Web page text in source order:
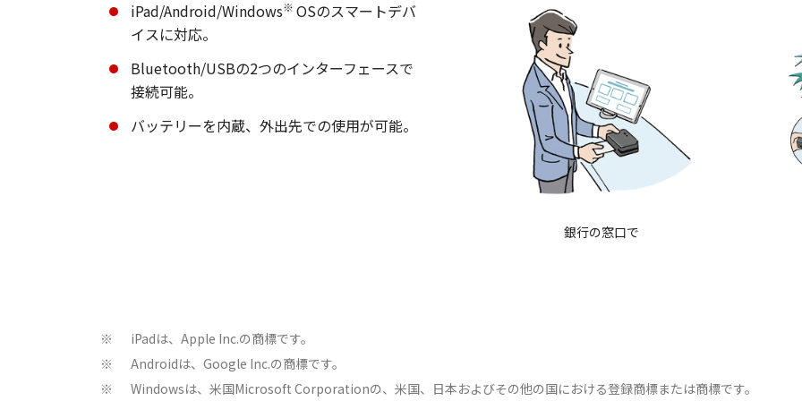
iPad/Android/Windows※ OSのスマートデバ
イスに対応。
Bluetooth/USBの2つのインターフェースで
接続可能。
バッテリーを内蔵、外出先での使用が可能。
銀行の窓口で
※ iPadは、Apple Inc.の商標です。
※ Androidは、Google Inc.の商標です。
※ Windowsは、米国Microsoft Corporationの、米国、日本およびその他の国における登録商標または商標です。